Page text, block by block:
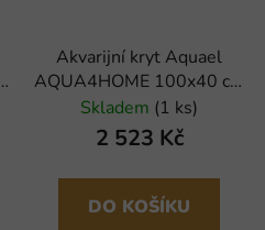
Akvarijní kryt Aquael
AQUA4HOME 100x40 cm
D&N, černý
Skladem (1 ks)
2 523 Kč
DO KOŠÍKU